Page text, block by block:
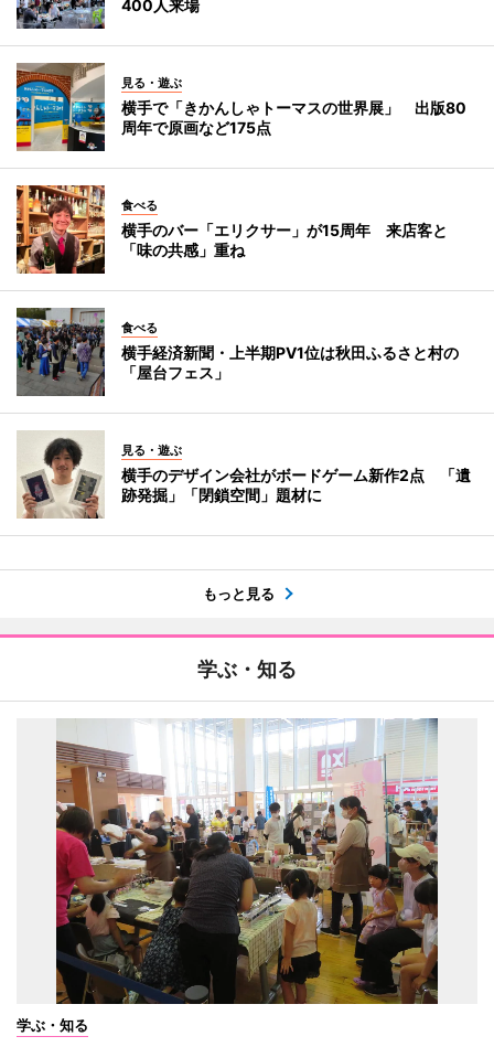
400人来場
見る・遊ぶ
横手で「きかんしゃトーマスの世界展」 出版80
周年で原画など175点
食べる
横手のバー「エリクサー」が15周年 来店客と
「味の共感」重ね
食べる
横手経済新聞・上半期PV1位は秋田ふるさと村の
「屋台フェス」
見る・遊ぶ
横手のデザイン会社がボードゲーム新作2点 「遺
跡発掘」「閉鎖空間」題材に
もっと見る
学ぶ・知る
学ぶ・知る